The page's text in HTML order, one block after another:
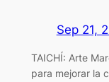
Sep 21,
TAICHÍ: Arte
para mejorar la